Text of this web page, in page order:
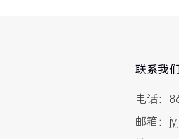
联系我们
电话：
邮箱：